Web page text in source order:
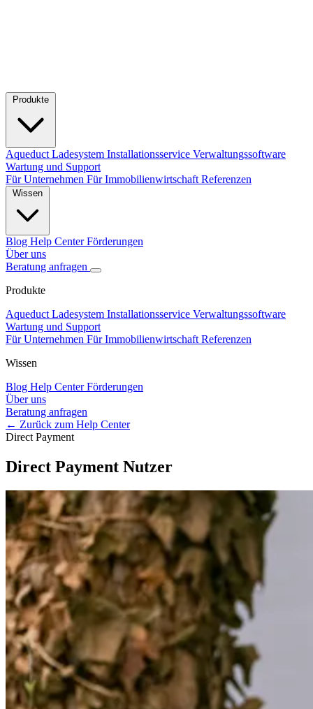
Aqueduct Ladesystem Installationsservice Verwaltungssoftware
Wartung und Support
Für Unternehmen Für Immobilienwirtschaft Referenzen
Blog Help CenterFörderungen
Über uns
Beratung anfragen
Produkte
Aqueduct Ladesystem Installationsservice Verwaltungssoftware
Wartung und Support
Für Unternehmen Für Immobilienwirtschaft Referenzen
Wissen
Blog Help CenterFörderungen
Über uns
Beratung anfragen
← Zurück zum Help Center
Direct Payment
Direct Payment Nutzer